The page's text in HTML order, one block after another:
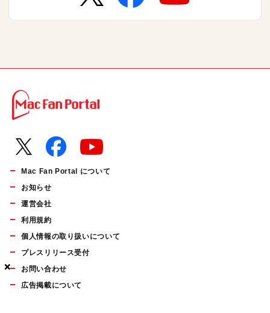
×
×
×
Mac Fan Portal について
お知らせ
運営会社
利用規約
個人情報の取り扱いについて
プレスリリース受付
お問い合わせ
広告掲載について